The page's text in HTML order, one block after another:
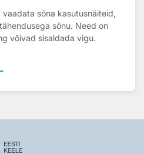
vaadata sõna kasutusnäiteid,
sõnu. Need on
võivad sisaldada vigu.